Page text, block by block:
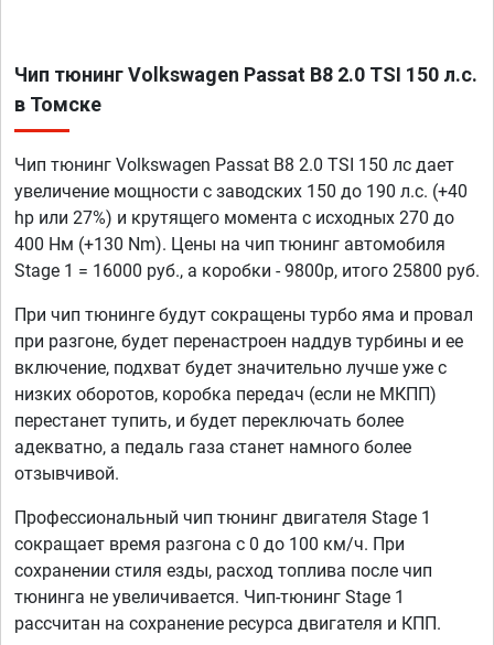
Чип тюнинг Volkswagen Passat B8 2.0 TSI 150 л.с.
в Томске
Чип тюнинг Volkswagen Passat B8 2.0 TSI 150 лс дает
увеличение мощности с заводских 150 до 190 л.с. (+40
hp или 27%) и крутящего момента с исходных 270 до
400 Нм (+130 Nm). Цены на чип тюнинг автомобиля
Stage 1 = 16000 руб., а коробки - 9800р, итого 25800 руб.
При чип тюнинге будут сокращены турбо яма и провал
при разгоне, будет перенастроен наддув турбины и ее
включение, подхват будет значительно лучше уже с
низких оборотов, коробка передач (если не МКПП)
перестанет тупить, и будет переключать более
адекватно, а педаль газа станет намного более
отзывчивой.
Профессиональный чип тюнинг двигателя Stage 1
сокращает время разгона с 0 до 100 км/ч. При
сохранении стиля езды, расход топлива после чип
тюнинга не увеличивается. Чип-тюнинг Stage 1
рассчитан на сохранение ресурса двигателя и КПП.